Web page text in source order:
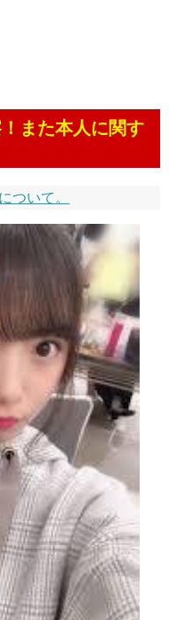
また本人に関す
ついて。